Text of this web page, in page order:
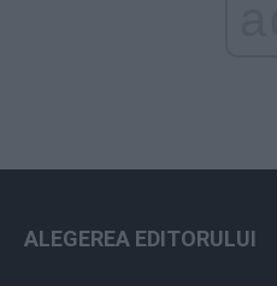
ALEGEREA EDITORULUI